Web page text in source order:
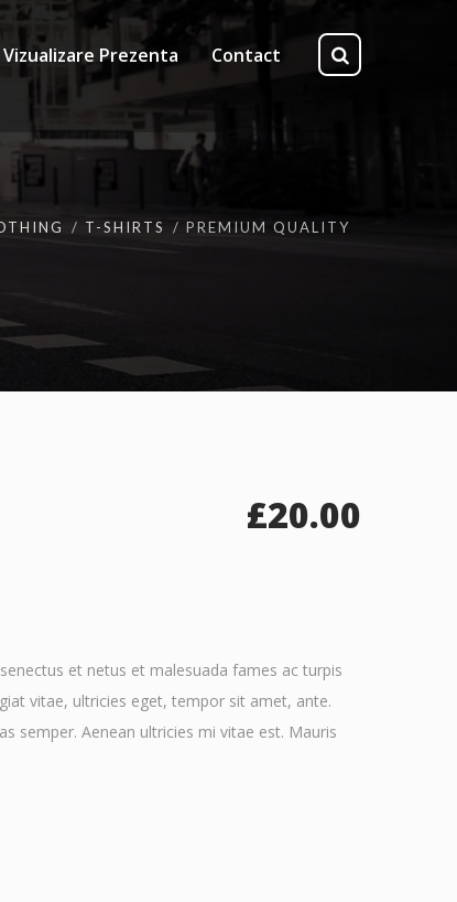
Vizualizare Prezenta Contact
T-SHIRTS PREMIUM QUALITY
£20.00
et netus et malesuada fames ac turpis
vitae, ultricies eget, tempor sit amet, ante.
semper. Aenean ultricies mi vitae est. Mauris